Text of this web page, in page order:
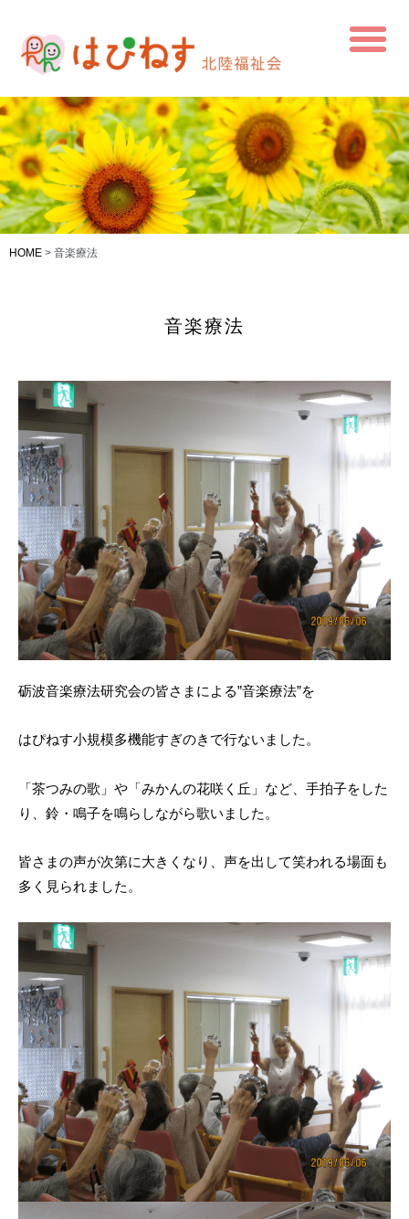
HOME > 音楽療法
音楽療法
砺波音楽療法研究会の皆さまによる”音楽療法”を
はぴねす小規模多機能すぎのきで行ないました。
「茶つみの歌」や「みかんの花咲く丘」など、手拍子をした
り、鈴・鳴子を鳴らしながら歌いました。
皆さまの声が次第に大きくなり、声を出して笑われる場面も
多く見られました。